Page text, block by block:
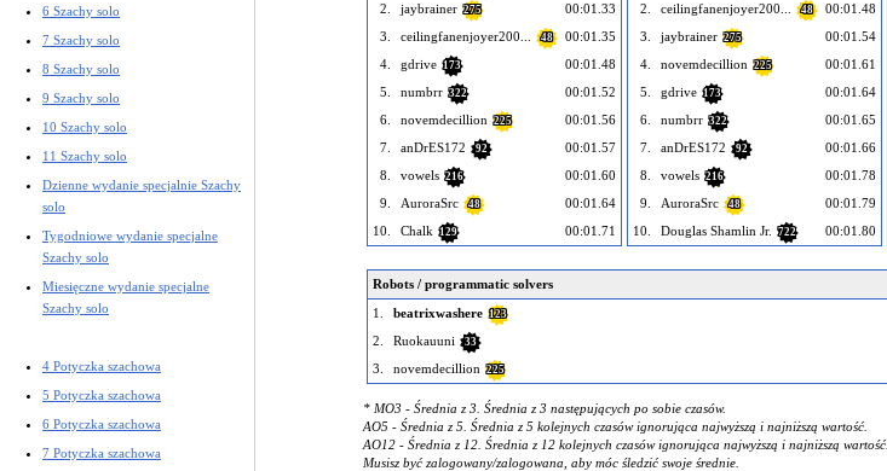
6 Szachy solo
7 Szachy solo
8 Szachy solo
9 Szachy solo
10 Szachy solo
11 Szachy solo
Dzienne wydanie specjalnie Szachy
solo
Tygodniowe wydanie specjalne
Szachy solo
Miesięczne wydanie specjalne
Szachy solo
4 Potyczka szachowa
5 Potyczka szachowa
6 Potyczka szachowa
7 Potyczka szachowa
2.
jaybrainer 275
00:01.33
3.
ceilingfanenjoyer200... 48
00:01.35
4.
gdrive 173
00:01.48
5.
numbrr 322
00:01.52
6.
novemdecillion 225
00:01.56
7.
anDrES172 92
00:01.57
8.
vowels 216
00:01.60
9.
AuroraSrc 48
00:01.64
10.
Chalk 129 00:01.71
2.
ceilingfanenjoyer200... 48
00:01.48
3.
jaybrainer 275
00:01.54
4.
novemdecillion 225
00:01.61
5.
gdrive 173
00:01.64
6.
numbrr 322
00:01.65
7.
anDrES172 92
00:01.66
8.
vowels 216
00:01.78
9.
AuroraSrc 48
00:01.79
10.
Douglas Shamlin Jr. 722 00:01.80
Robots / programmatic solvers
1.
beatrixwashere 123
2.
Ruokauuni 33
3.
novemdecillion 225
* MO3 - Średnia z 3. Średnia z 3 następujących po sobie czasów.
AO5 - Średnia z 5. Średnia z 5 kolejnych czasów ignorująca najwyższą i najniższą wartość.
AO12 - Średnia z 12. Średnia z 12 kolejnych czasów ignorująca najwyższą i najniższą wartość.
Musisz być zalogowany/zalogowana, aby móc śledzić swoje średnie.